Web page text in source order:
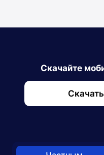
Скачайте